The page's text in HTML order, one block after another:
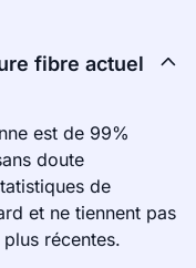
fibre actuel
est de 99%
doute
de
et ne tiennent pas
récentes.